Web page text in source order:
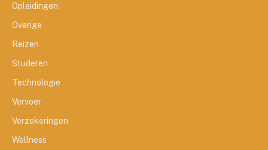
Opleidingen
Overige
Reizen
Studeren
Technologie
Vervoer
Verzekeringen
Wellness